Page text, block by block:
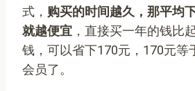
式， 购买的时间越久，那平均
就越便宜 ，直接买一年的钱比
钱，可以省下170元，170元等
会员了。